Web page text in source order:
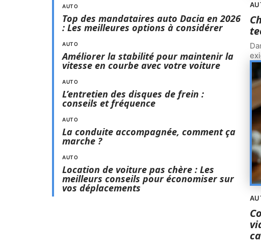
AUTO
Top des mandataires auto Dacia en 2026
: Les meilleures options à considérer
AUTO
Améliorer la stabilité pour maintenir la
vitesse en courbe avec votre voiture
AUTO
L’entretien des disques de frein :
conseils et fréquence
AUTO
La conduite accompagnée, comment ça
marche ?
AUTO
Location de voiture pas chère : Les
meilleurs conseils pour économiser sur
vos déplacements